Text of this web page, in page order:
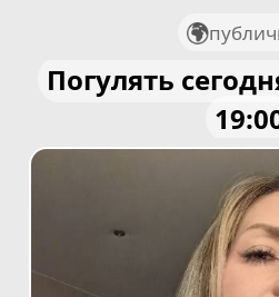
Погулять